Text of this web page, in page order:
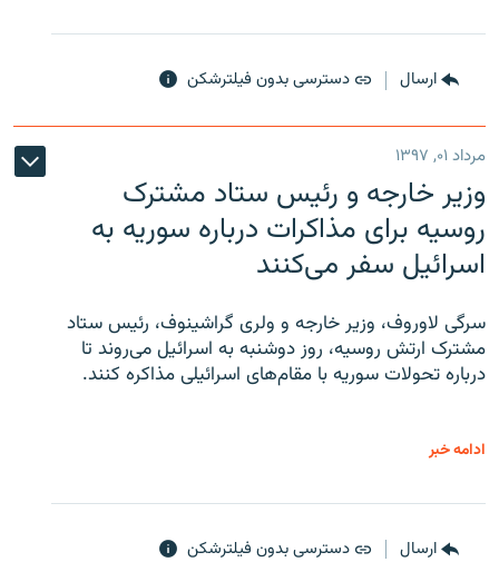
ارسال دسترسی بدون فیلترشکن
مرداد ۰۱, ۱۳۹۷
وزیر خارجه و رئیس‌ ستاد مشترک
روسیه برای مذاکرات درباره سوریه به
اسرائیل سفر می‌کنند
سرگی لاوروف، وزیر خارجه و ولری گراشینوف، رئیس ستاد
مشترک ارتش روسیه، روز دوشنبه به اسرائیل می‌روند تا
درباره تحولات سوریه با مقام‌های اسرائیلی مذاکره کنند.
ادامه خبر
ارسال دسترسی بدون فیلترشکن